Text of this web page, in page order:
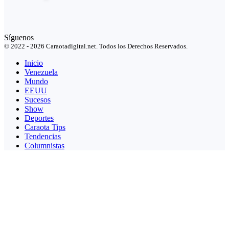
Síguenos
© 2022 - 2026 Caraotadigital.net. Todos los Derechos Reservados.
Inicio
Venezuela
Mundo
EEUU
Sucesos
Show
Deportes
Caraota Tips
Tendencias
Columnistas